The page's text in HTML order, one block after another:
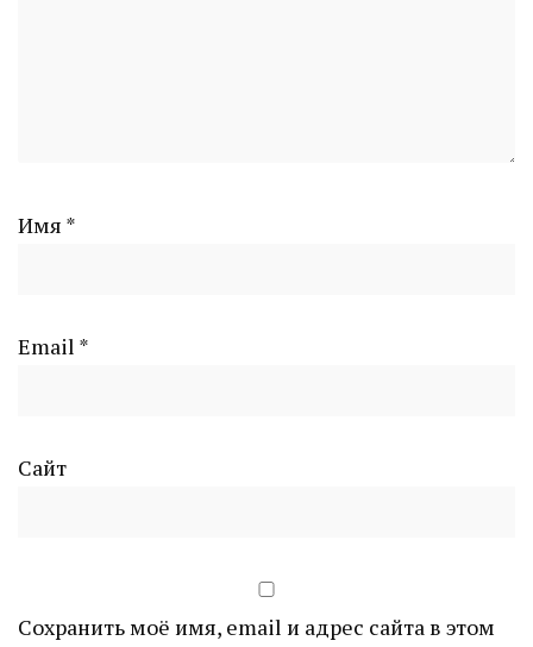
Имя *
Email *
Сайт
Сохранить моё имя, email и адрес сайта в этом